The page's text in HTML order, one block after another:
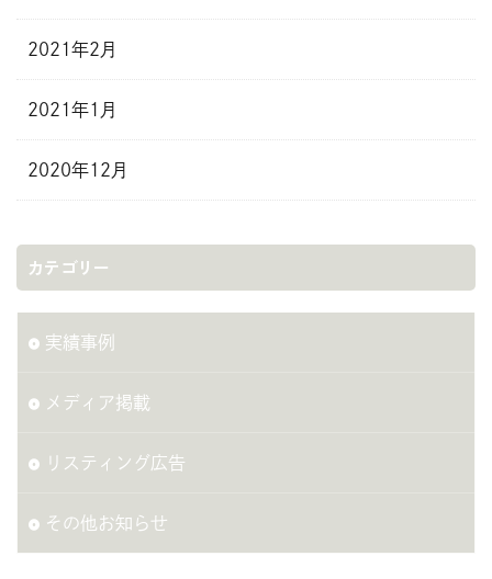
2021年2月
2021年1月
2020年12月
カテゴリー
実績事例
メディア掲載
リスティング広告
その他お知らせ